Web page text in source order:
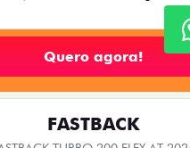
PESSOA FÍSICA
De: R$ 126.990,00
R$ 119.990,00